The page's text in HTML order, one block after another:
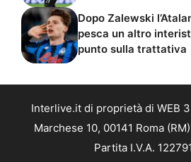
Dopo Zalewski
pesca un altro
punto sulla trattativa
Interlive.it di proprietà di WEB
Marchese 10, 00141 Roma
Partita I.V.A.